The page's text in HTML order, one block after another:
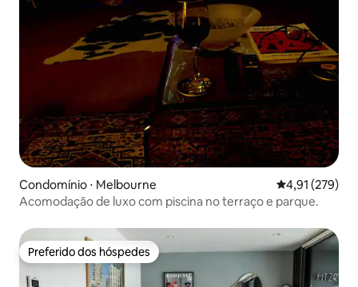
Condomínio ⋅ Melbourne 4,91 de uma
4,91 (279)
Acomodação de luxo com piscina no terraço e parque.
Preferido dos hóspedes
Preferido dos hóspedes